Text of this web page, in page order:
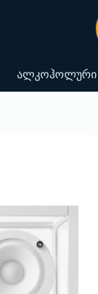
ალკოჰოლური